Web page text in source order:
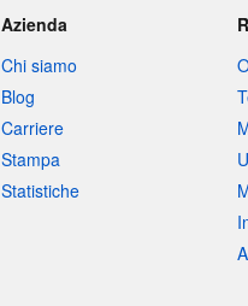
Azienda
Chi siamo
Blog
Carriere
Stampa
Statistiche